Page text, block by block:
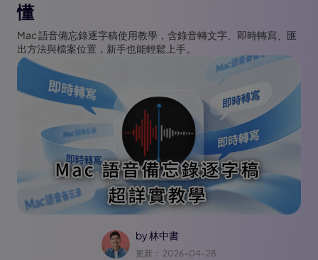
懂
Mac 語音備忘錄逐字稿使用教學，含錄音轉文字、即時轉寫、匯
出方法與檔案位置，新手也能輕鬆上手。
by林中書
更新： 2026-04-28